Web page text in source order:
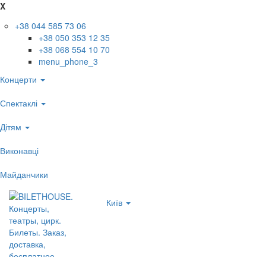
X
+38 044 585 73 06
+38 050 353 12 35
+38 068 554 10 70
menu_phone_3
Концерти
Спектаклі
Дітям
Виконавці
Майданчики
Київ